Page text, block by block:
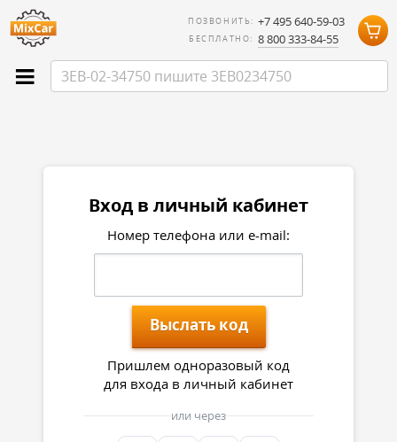
ПОЗВОНИТЬ: +7 495 640-59-03
БЕСПЛАТНО: 8 800 333-84-55
Вход в личный кабинет
Номер телефона или e-mail:
Выслать код
Пришлем одноразовый код
для входа в личный кабинет
или через